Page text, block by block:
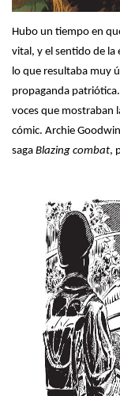
Hubo un tiempo en
vital, y el sentido de la
lo que resultaba muy
propaganda
voces que mostraban
cómic. Archie
saga Blazing combat,